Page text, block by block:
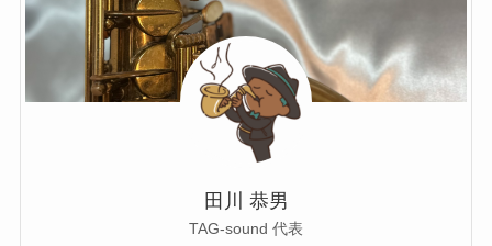
田川 恭男
TAG-sound 代表